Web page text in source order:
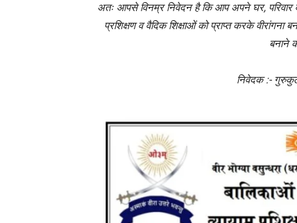
अतः आपसे विनम्र निवेदन है कि आप अपने घर, परिवार व
प्रशिक्षण व वैदिक शिक्षाओं को प्राप्त करके
बनाने
निवेदक :- गुरुकुल